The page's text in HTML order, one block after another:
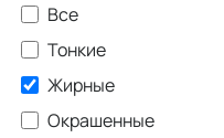
Все
Тонкие
Жирные
Окрашенные